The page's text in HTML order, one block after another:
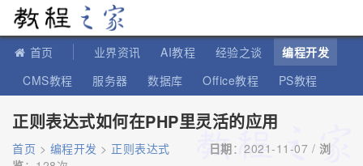
首页 业界资讯 AI教程 经验之谈
编程开发
CMS教程
服务器 数据库 Office教程
PS教程
正则表达式如何在PHP里灵活的应用
首页 > 编程开发 > 正则表达式 日期：2021-11-07 / 浏